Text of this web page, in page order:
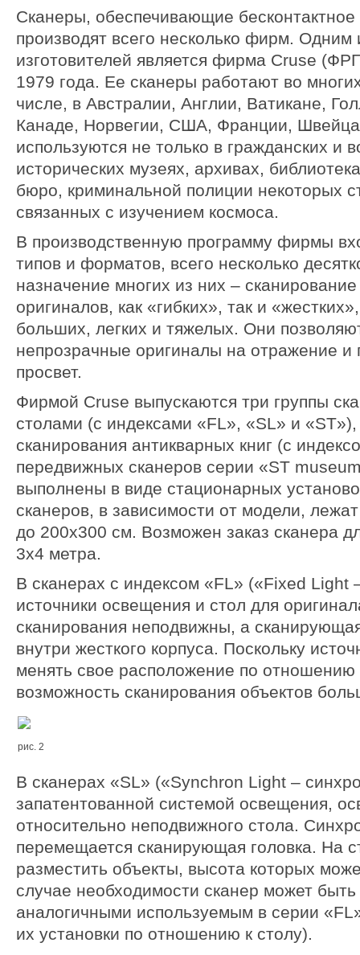
Сканеры, обеспечивающие
производят всего несколько фирм.
изготовителей является фирма Cruse
1979 года. Ее сканеры работают во
числе, в Австралии, Англии, Ватикане,
Канаде, Норвегии, США, Франции,
используются не только в гражданских и
исторических музеях, архивах,
бюро, криминальной полиции некоторых
связанных с изучением космоса.
В производственную программу фирмы
типов и форматов, всего несколько
назначение многих из них –
оригиналов, как «гибких», так и
больших, легких и тяжелых. Они
непрозрачные оригиналы на отражение
просвет.
Фирмой Cruse выпускаются три группы
столами (с индексами «FL», «SL» и
сканирования антикварных книг (с
передвижных сканеров серии «ST
выполнены в виде стационарных
сканеров, в зависимости от модели,
до 200х300 см. Возможен заказ сканера
3х4 метра.
В сканерах с индексом «FL» («Fixed Light
источники освещения и стол для
сканирования неподвижны, а
внутри жесткого корпуса. Поскольку
менять свое расположение по отношению
возможность сканирования объектов
рис. 2
В сканерах «SL» («Synchron Light –
запатентованной системой освещения,
относительно неподвижного стола.
перемещается сканирующая головка. На
разместить объекты, высота которых
случае необходимости сканер может
аналогичными используемым в серии
их установки по отношению к столу).